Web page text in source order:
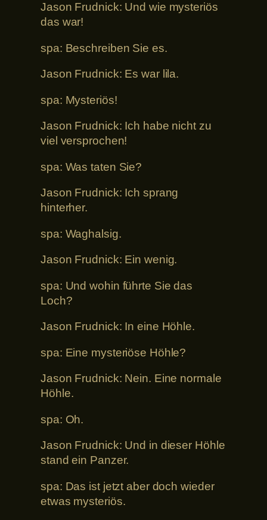
Jason Frudnick: Und wie mysteriös
das war!
spa: Beschreiben Sie es.
Jason Frudnick: Es war lila.
spa: Mysteriös!
Jason Frudnick: Ich habe nicht zu
viel versprochen!
spa: Was taten Sie?
Jason Frudnick: Ich sprang
hinterher.
spa: Waghalsig.
Jason Frudnick: Ein wenig.
spa: Und wohin führte Sie das
Loch?
Jason Frudnick: In eine Höhle.
spa: Eine mysteriöse Höhle?
Jason Frudnick: Nein. Eine normale
Höhle.
spa: Oh.
Jason Frudnick: Und in dieser Höhle
stand ein Panzer.
spa: Das ist jetzt aber doch wieder
etwas mysteriös.